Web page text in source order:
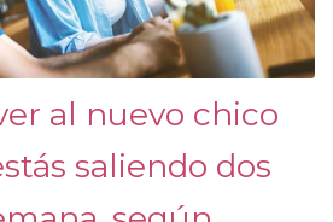
al nuevo chico
saliendo dos